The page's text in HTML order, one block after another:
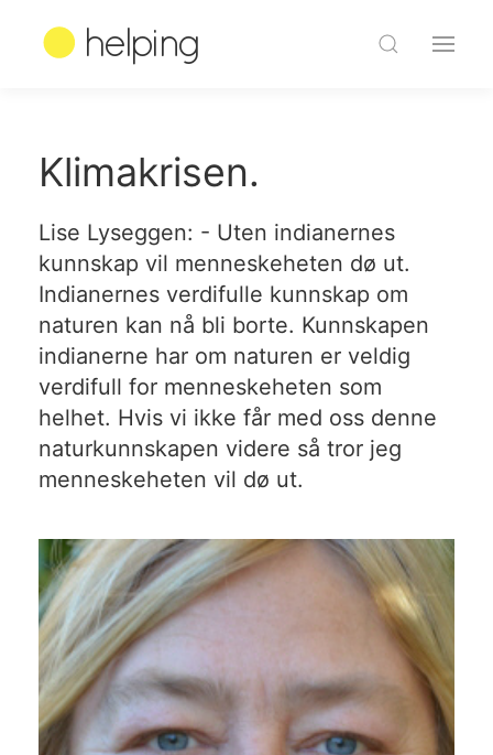
Klimakrisen.
Lise Lyseggen: - Uten indianernes
kunnskap vil menneskeheten dø ut.
Indianernes verdifulle kunnskap om
naturen kan nå bli borte. Kunnskapen
indianerne har om naturen er veldig
verdifull for menneskeheten som
helhet. Hvis vi ikke får med oss denne
naturkunnskapen videre så tror jeg
menneskeheten vil dø ut.